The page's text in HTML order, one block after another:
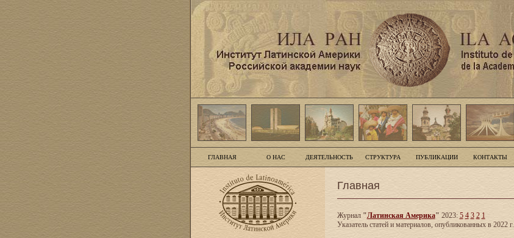
ГЛАВНАЯ О НАС ДЕЯТЕЛЬНОСТЬ СТРУКТУРА ПУБЛИКАЦИИ КОНТАКТЫ
Главная
Журнал"Латинская Америка" 2023: 5 4 3 2 1
Указатель статей и материалов, опубликованных в 2022 г.